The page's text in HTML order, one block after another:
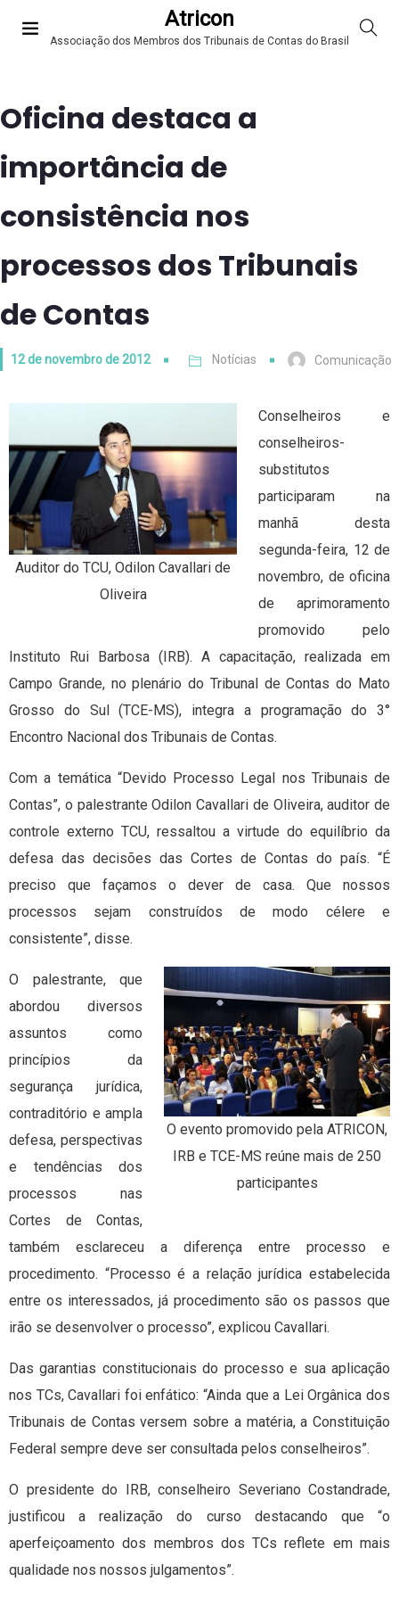
Atricon
Associação dos Membros dos Tribunais de Contas do Brasil
Oficina destaca a
importância de
consistência nos
processos dos Tribunais
de Contas
12 de novembro de 2012 Notícias Comunicação
Auditor do TCU, Odilon Cavallari de
Oliveira
Conselheiros e
conselheiros-
substitutos
participaram na
manhã desta
segunda-feira, 12 de
novembro, de oficina
de aprimoramento
promovido pelo
Instituto Rui Barbosa (IRB). A capacitação, realizada em
Campo Grande, no plenário do Tribunal de Contas do Mato
Grosso do Sul (TCE-MS), integra a programação do 3°
Encontro Nacional dos Tribunais de Contas.
Com a temática “Devido Processo Legal nos Tribunais de
Contas”, o palestrante Odilon Cavallari de Oliveira, auditor de
controle externo TCU, ressaltou a virtude do equilíbrio da
defesa das decisões das Cortes de Contas do país. “É
preciso que façamos o dever de casa. Que nossos
processos sejam construídos de modo célere e
consistente”, disse.
O evento promovido pela ATRICON,
IRB e TCE-MS reúne mais de 250
participantes
O palestrante, que
abordou diversos
assuntos como
princípios da
segurança jurídica,
contraditório e ampla
defesa, perspectivas
e tendências dos
processos nas
Cortes de Contas,
também esclareceu a diferença entre processo e
procedimento. “Processo é a relação jurídica estabelecida
entre os interessados, já procedimento são os passos que
irão se desenvolver o processo”, explicou Cavallari.
Das garantias constitucionais do processo e sua aplicação
nos TCs, Cavallari foi enfático: “Ainda que a Lei Orgânica dos
Tribunais de Contas versem sobre a matéria, a Constituição
Federal sempre deve ser consultada pelos conselheiros”.
O presidente do IRB, conselheiro Severiano Costandrade,
justificou a realização do curso destacando que “o
aperfeiçoamento dos membros dos TCs reflete em mais
qualidade nos nossos julgamentos”.